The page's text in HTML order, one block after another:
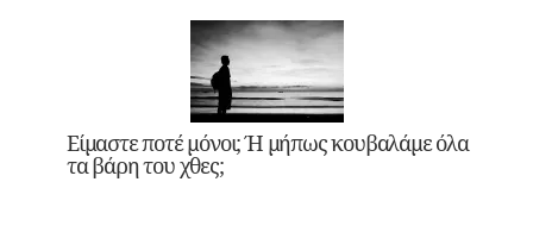
Είμαστε ποτέ μόνοι; Ή μήπως κουβαλάμε όλα
τα βάρη του χθες;